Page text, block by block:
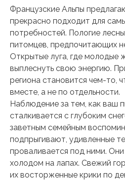
Французские Альпы
прекрасно подходит для
потребностей. Пологие
питомцев, предпочитающих
Открытые луга, где молодые
выплеснуть свою энергию.
региона становится чем-то,
вместе, а не по отдельности.
Наблюдение за тем, как ваш
сталкивается с глубоким
заветным семейным
подпрыгивают, удивленные
проваливается под ними.
холодом на лапах. Свежий
их восторженные крики по